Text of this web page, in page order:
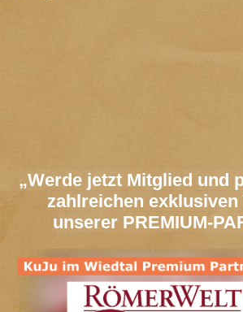
„Werde jetzt Mitglied und
zahlreichen exklusiven
unserer PREMIUM-